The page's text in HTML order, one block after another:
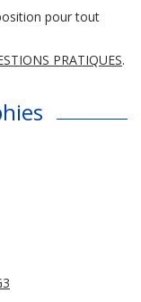
pour tout
PRATIQUES.